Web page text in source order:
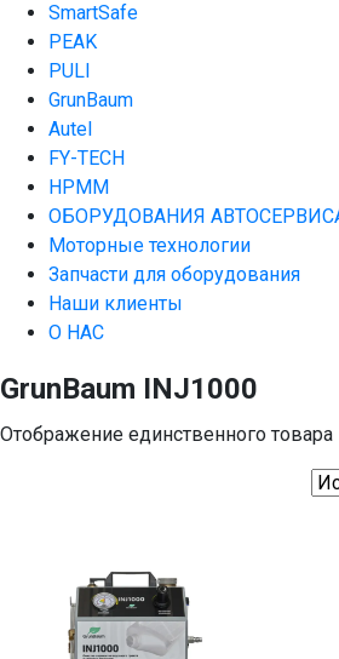
SmartSafe
PEAK
PULI
GrunBaum
Autel
FY-TECH
HPMM
ОБОРУДОВАНИЯ
Моторные технологии
Запчасти для оборудования
Наши клиенты
О НАС
GrunBaum INJ1000
Отображение единственного товара